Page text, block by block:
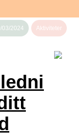
03/2024 Aktiviteter